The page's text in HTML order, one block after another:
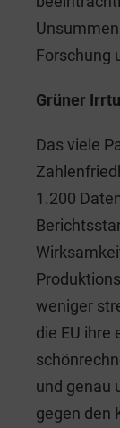
Forschung
Grüner
Das viele
1.200
weniger
die EU ihre
und genau
gegen den